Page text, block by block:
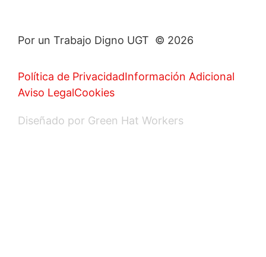
Por un Trabajo Digno UGT © 2026
Política de PrivacidadInformación Adicional
Aviso LegalCookies
Diseñado por Green Hat Workers